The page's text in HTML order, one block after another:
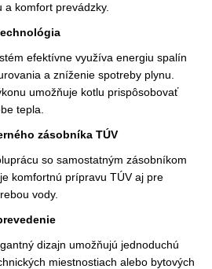
a komfort prevádzky.
efektívne využíva energiu spalín
a zníženie spotreby plynu.
umožňuje kotlu prispôsobovať
tepla.
zásobníka TÚV
so samostatným zásobníkom
komfortnú prípravu TÚV aj pre
vody.
dizajn umožňujú jednoduchú
miestnostiach alebo bytových